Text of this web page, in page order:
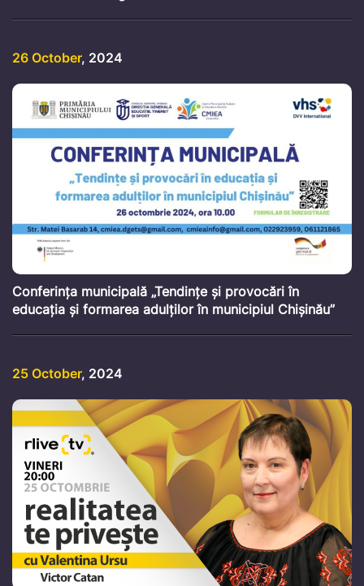
26 October, 2024
Conferința municipală „Tendințe și provocări în
educația și formarea adulților în municipiul Chișinău”
25 October, 2024